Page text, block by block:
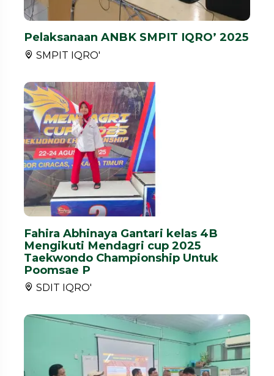
Pelaksanaan ANBK SMPIT IQRO’ 2025
SMPIT IQRO'
Fahira Abhinaya Gantari kelas 4B
Mengikuti Mendagri cup 2025
Taekwondo Championship Untuk
Poomsae P
SDIT IQRO'